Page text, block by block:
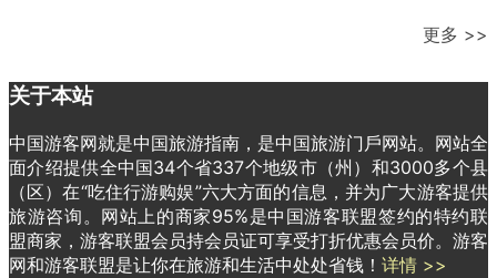
更多 >>
关于本站
中国游客网就是中国旅游指南，是中国旅游门戶网站。网站全
面介绍提供全中国34个省337个地级市（州）和3000多个县
（区）在“吃住行游购娱”六大方面的信息，并为广大游客提供
旅游咨询。网站上的商家95%是中国游客联盟签约的特约联
盟商家，游客联盟会员持会员证可享受打折优惠会员价。游客
网和游客联盟是让你在旅游和生活中处处省钱！ 详情 >>